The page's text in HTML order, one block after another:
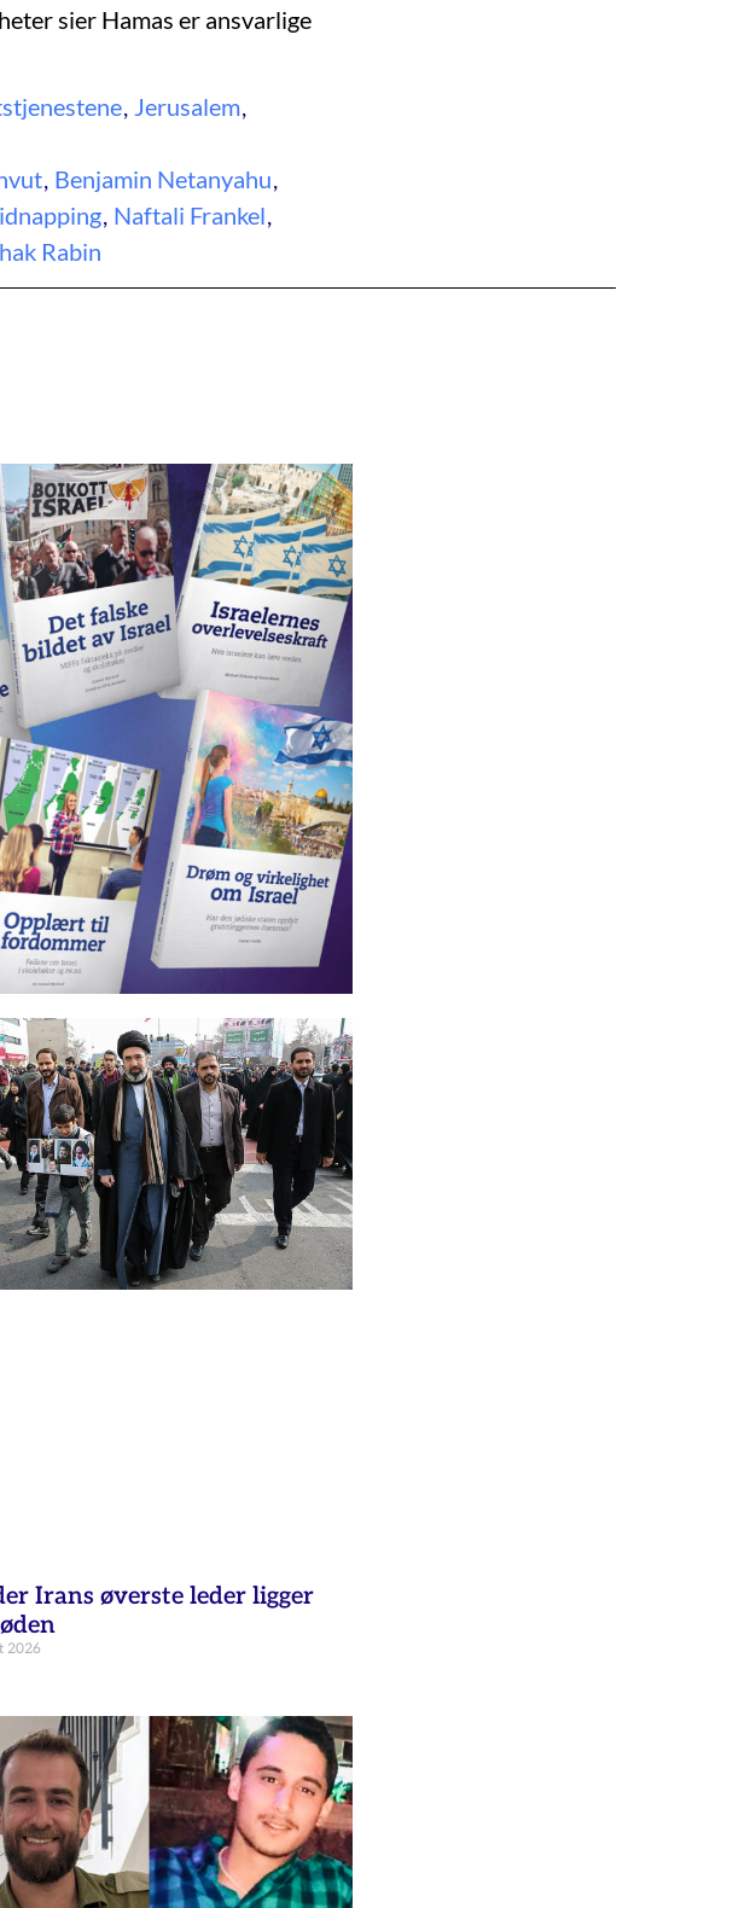
sier Hamas er ansvarlige
, Jerusalem,
, Benjamin Netanyahu,
, Naftali Frankel,
Rabin
Irans øverste leder ligger
2026